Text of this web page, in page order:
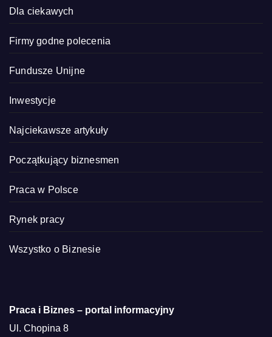
Dla ciekawych
Firmy godne polecenia
Fundusze Unijne
Inwestycje
Najciekawsze artykuły
Początkujący biznesmen
Praca w Polsce
Rynek pracy
Wszystko o Biznesie
Praca i Biznes – portal informacyjny
Ul. Chopina 8